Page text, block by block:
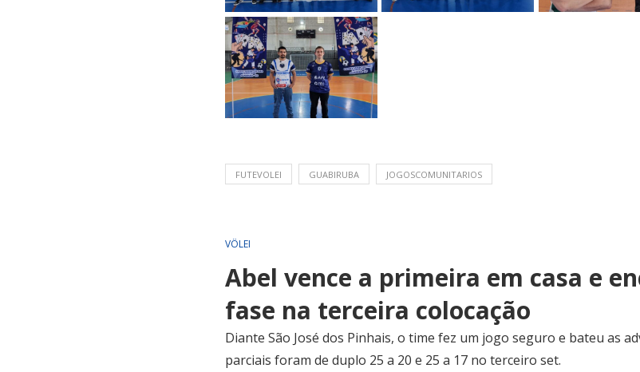
FUTEVOLEI GUABIRUBA JOGOSCOMUNITARIOS
VÔLEI
Abel vence a primeira em casa e
fase na terceira colocação
Diante São José dos Pinhais, o time fez um jogo seguro e bateu as
parciais foram de duplo 25 a 20 e 25 a 17 no terceiro set.